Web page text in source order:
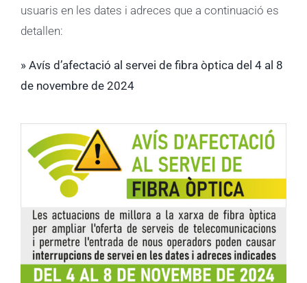
usuaris en les dates i adreces que a continuació es
detallen:
» Avís d’afectació al servei de fibra òptica del 4 al 8
de novembre de 2024